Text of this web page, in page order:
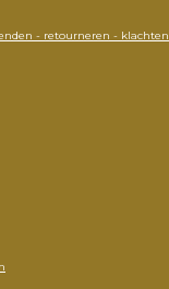
- retourneren - klachten